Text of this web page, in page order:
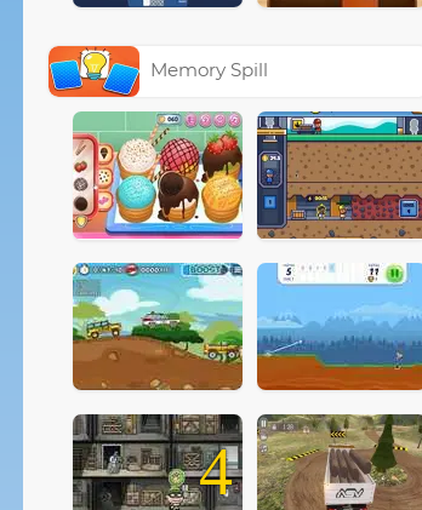
Memory Spill
4